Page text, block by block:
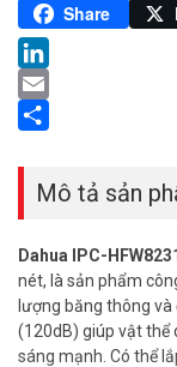
Pinterest
Share
LinkedIn
Email
Mô tả sản
Dahua IPC-
nét, là sản phẩm
lượng băng thông và
(120dB) giúp vật thể
sáng mạnh. Có thể